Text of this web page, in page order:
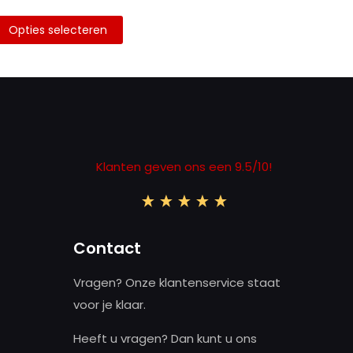
Opties selecteren
productpagina
Klanten geven ons een 9.5/10!
Contact
Vragen? Onze klantenservice staat
voor je klaar.
Heeft u vragen? Dan kunt u ons